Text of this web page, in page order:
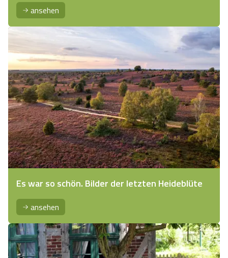
ansehen
Es war so schön. Bilder der letzten Heideblüte
ansehen